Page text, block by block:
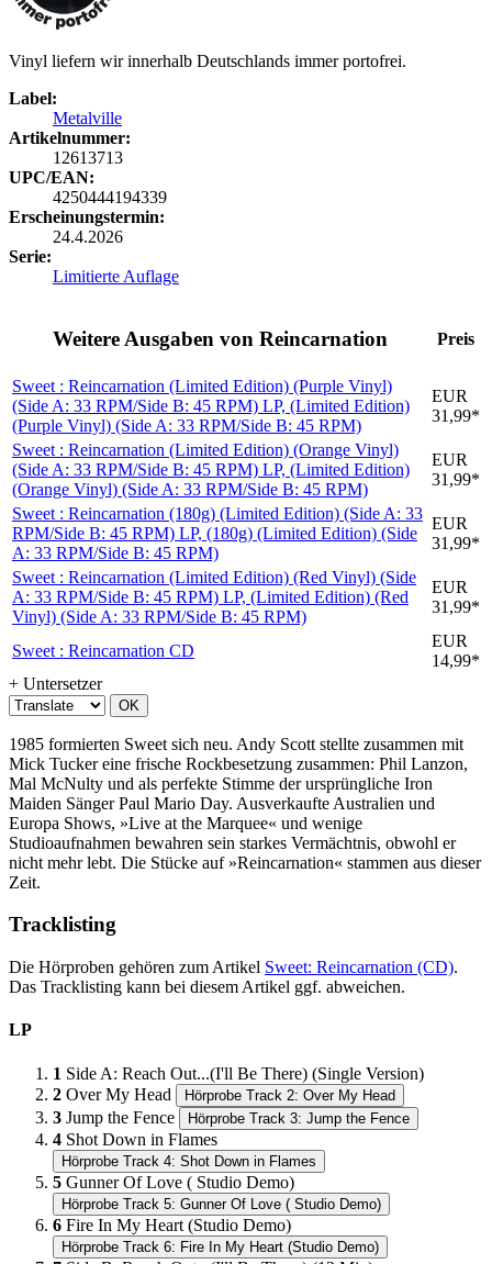
Vinyl liefern wir innerhalb Deutschlands immer portofrei.
Label:
Metalville
Artikelnummer:
12613713
UPC/EAN:
4250444194339
Erscheinungstermin:
24.4.2026
Serie:
Limitierte Auflage
Weitere Ausgaben von Reincarnation Preis
Sweet : Reincarnation (Limited Edition) (Purple Vinyl)
(Side A: 33 RPM/Side B: 45 RPM) LP, (Limited Edition)
(Purple Vinyl) (Side A: 33 RPM/Side B: 45 RPM)
EUR
31,99*
Sweet : Reincarnation (Limited Edition) (Orange Vinyl)
(Side A: 33 RPM/Side B: 45 RPM) LP, (Limited Edition)
(Orange Vinyl) (Side A: 33 RPM/Side B: 45 RPM)
EUR
31,99*
Sweet : Reincarnation (180g) (Limited Edition) (Side A: 33
RPM/Side B: 45 RPM) LP, (180g) (Limited Edition) (Side
A: 33 RPM/Side B: 45 RPM)
EUR
31,99*
Sweet : Reincarnation (Limited Edition) (Red Vinyl) (Side
A: 33 RPM/Side B: 45 RPM) LP, (Limited Edition) (Red
Vinyl) (Side A: 33 RPM/Side B: 45 RPM)
EUR
31,99*
Sweet : Reincarnation CD
EUR
14,99*
+ Untersetzer
OK
1985 formierten Sweet sich neu. Andy Scott stellte zusammen mit
Mick Tucker eine frische Rockbesetzung zusammen: Phil Lanzon,
Mal McNulty und als perfekte Stimme der ursprüngliche Iron
Maiden Sänger Paul Mario Day. Ausverkaufte Australien und
Europa Shows, »Live at the Marquee« und wenige
Studioaufnahmen bewahren sein starkes Vermächtnis, obwohl er
nicht mehr lebt. Die Stücke auf »Reincarnation« stammen aus dieser
Zeit.
Tracklisting
Die Hörproben gehören zum Artikel Sweet: Reincarnation (CD).
Das Tracklisting kann bei diesem Artikel ggf. abweichen.
LP
1 Side A: Reach Out...(I'll Be There) (Single Version)
2 Over My Head Hörprobe Track 2: Over My Head
3 Jump the Fence Hörprobe Track 3: Jump the Fence
4 Shot Down in Flames
Hörprobe Track 4: Shot Down in Flames
5 Gunner Of Love ( Studio Demo)
Hörprobe Track 5: Gunner Of Love ( Studio Demo)
6 Fire In My Heart (Studio Demo)
Hörprobe Track 6: Fire In My Heart (Studio Demo)